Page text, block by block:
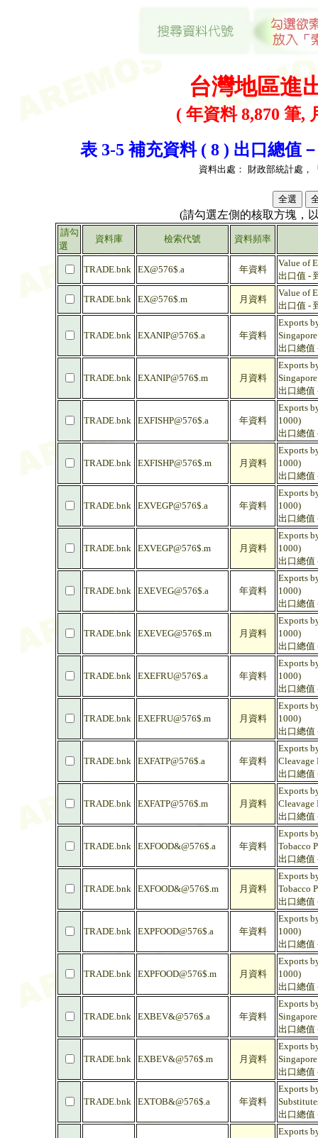
台灣地區進
( 年資料 8,870 筆,
表 3-5 補充資料 ( 8 ) 出口總值
資料出處： 財政部統計處，
(請勾選左側的核取方塊，
請勾
選
資料庫 檢索代號 資料頻率
TRADE.bnk EX@576$.a 年資料
Value of
出口值 -
TRADE.bnk EX@576$.m 月資料
Value of
出口值 -
TRADE.bnk EXANIP@576$.a 年資料
Exports
出口總值
TRADE.bnk EXANIP@576$.m 月資料
Exports
出口總值
TRADE.bnk EXFISHP@576$.a 年資料
Exports
1000)
出口總值
TRADE.bnk EXFISHP@576$.m 月資料
Exports
1000)
出口總值
TRADE.bnk EXVEGP@576$.a 年資料
Exports
1000)
出口總值
TRADE.bnk EXVEGP@576$.m 月資料
Exports
1000)
出口總值
TRADE.bnk EXEVEG@576$.a 年資料
Exports
1000)
出口總值
TRADE.bnk EXEVEG@576$.m 月資料
Exports
1000)
出口總值
TRADE.bnk EXEFRU@576$.a 年資料
Exports
1000)
出口總值
TRADE.bnk EXEFRU@576$.m 月資料
Exports
1000)
出口總值
TRADE.bnk EXFATP@576$.a 年資料
Exports
Cleavage
出口總值
TRADE.bnk EXFATP@576$.m 月資料
Exports
Cleavage
出口總值
TRADE.bnk EXFOOD&@576$.a 年資料
Exports
Tobacco
出口總值
TRADE.bnk EXFOOD&@576$.m 月資料
Exports
Tobacco
出口總值
TRADE.bnk EXPFOOD@576$.a 年資料
Exports
1000)
出口總值
TRADE.bnk EXPFOOD@576$.m 月資料
Exports
1000)
出口總值
TRADE.bnk EXBEV&@576$.a 年資料
Exports
出口總值
TRADE.bnk EXBEV&@576$.m 月資料
Exports
出口總值
TRADE.bnk EXTOB&@576$.a 年資料
Exports
出口總值
Exports